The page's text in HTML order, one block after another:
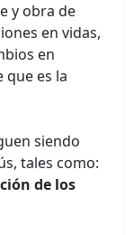
y obra de
en vidas,
en
que es la
siendo
tales como:
de los